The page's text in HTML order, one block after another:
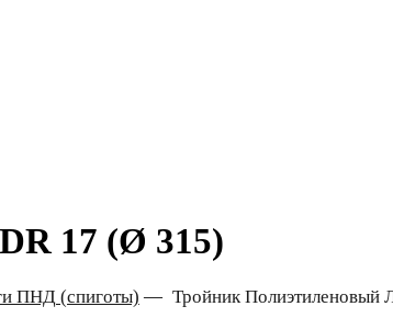
17 (Ø 315)
ПНД (спиготы) — Тройник Полиэтиленовый